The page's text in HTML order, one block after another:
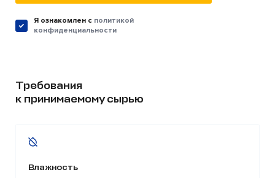
Я ознакомлен c политикой
конфиденциальности
Требования
к принимаемому сырью
Влажность